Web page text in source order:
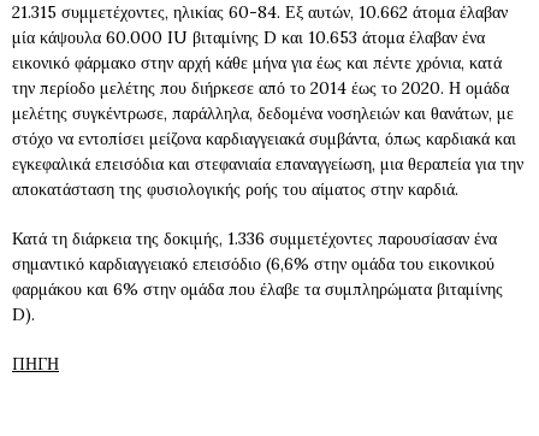
21.315 συμμετέχοντες, ηλικίας 60-84. Εξ αυτών, 10.662 άτομα έλαβαν
μία κάψουλα 60.000 IU βιταμίνης D και 10.653 άτομα έλαβαν ένα
εικονικό φάρμακο στην αρχή κάθε μήνα για έως και πέντε χρόνια, κατά
την περίοδο μελέτης που διήρκεσε από το 2014 έως το 2020. Η ομάδα
μελέτης συγκέντρωσε, παράλληλα, δεδομένα νοσηλειών και θανάτων, με
στόχο να εντοπίσει μείζονα καρδιαγγειακά συμβάντα, όπως καρδιακά και
εγκεφαλικά επεισόδια και στεφανιαία επαναγγείωση, μια θεραπεία για την
αποκατάσταση της φυσιολογικής ροής του αίματος στην καρδιά.
Κατά τη διάρκεια της δοκιμής, 1.336 συμμετέχοντες παρουσίασαν ένα
σημαντικό καρδιαγγειακό επεισόδιο (6,6% στην ομάδα του εικονικού
φαρμάκου και 6% στην ομάδα που έλαβε τα συμπληρώματα βιταμίνης
D).
ΠΗΓΗ